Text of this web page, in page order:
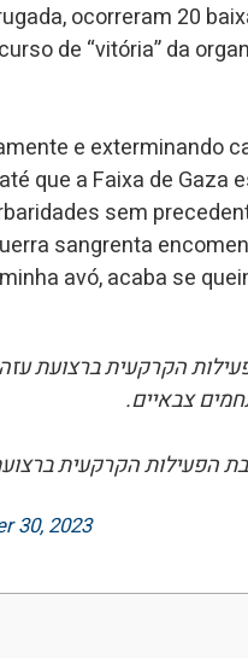
ocorreram 20
de “vitória” da
e exterminando
que a Faixa de Gaza
sem
sangrenta
avó, acaba se
הקרקעית ברצועת
צבאיים.
הפעילות הקרקעית
30, 2023